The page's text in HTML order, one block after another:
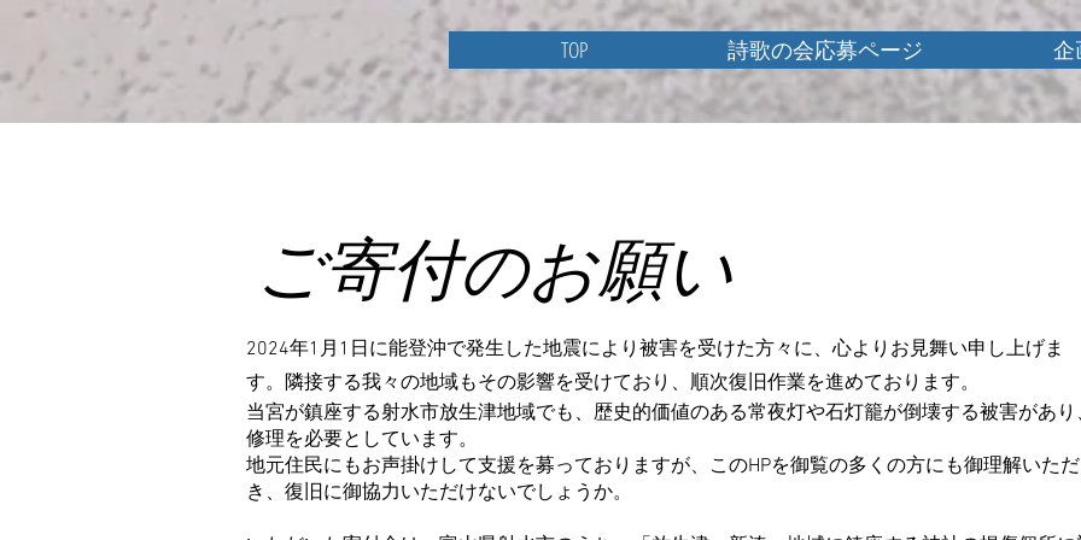
TOP 詩歌の会応募ページ 企
ご寄付のお願い
2024年1月1日に能登沖で発生した地震により被害を受けた方々に、心よりお見舞い申し上げま
す。隣接する我々の地域もその影響を受けており、順次復旧作業を進めております。
当宮が鎮座する射水市放生津地域でも、歴史的価値のある常夜灯や石灯籠が倒壊する被害があり
修理を必要としています。
地元住民にもお声掛けして支援を募っておりますが、このHPを御覧の多くの方にも御理解いただ
き、復旧に御協力いただけないでしょうか。